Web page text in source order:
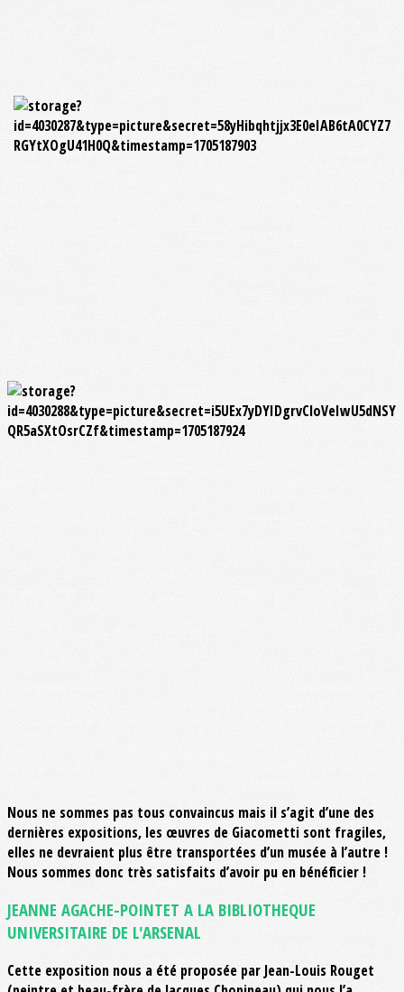
Nous ne sommes pas tous convaincus mais il s’agit d’une des
dernières expositions, les œuvres de Giacometti sont fragiles,
elles ne devraient plus être transportées d’un musée à l’autre !
Nous sommes donc très satisfaits d’avoir pu en bénéficier !
JEANNE AGACHE-POINTET A LA BIBLIOTHEQUE
UNIVERSITAIRE DE L'ARSENAL
Cette exposition nous a été proposée par Jean-Louis Rouget